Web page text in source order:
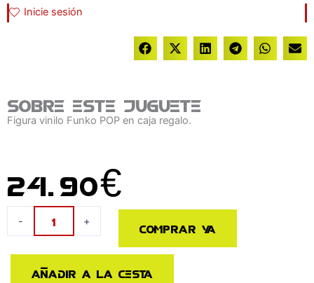
Inicie sesión
Sobre este juguete
Figura vinilo Funko POP en caja regalo.
24.90€
- + Comprar ya
Añadir a la cesta